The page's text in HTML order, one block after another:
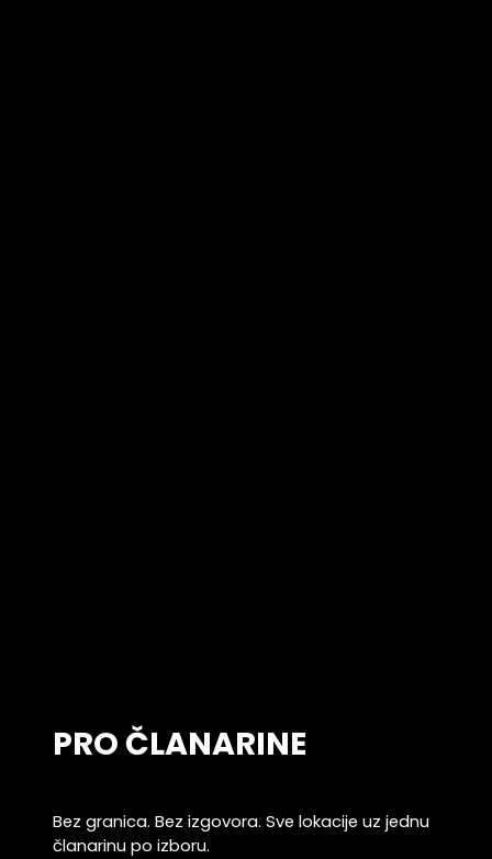
PRO ČLANARINE
Bez granica. Bez izgovora. Sve lokacije uz jednu
članarinu po izboru.